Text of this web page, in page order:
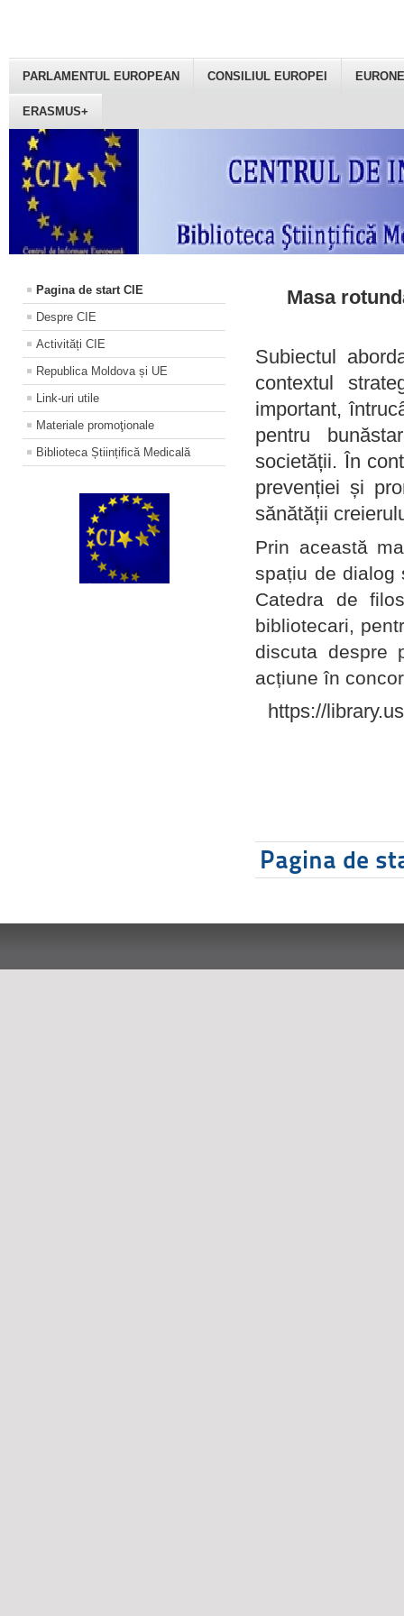
PARLAMENTUL EUROPEAN CONSILIUL EUROPEI
ERASMUS+
Pagina de start CIE
Despre CIE
Activități CIE
Republica Moldova și UE
Link-uri utile
Materiale promoţionale
Biblioteca Științifică Medicală
Masa
Subiectul
contextul
important,
pentru
societății. În
prevenției și
sănătății
Prin această
spațiu de dialog
Catedra de
bibliotecari,
discuta despre
acțiune în
https://
Pagina de